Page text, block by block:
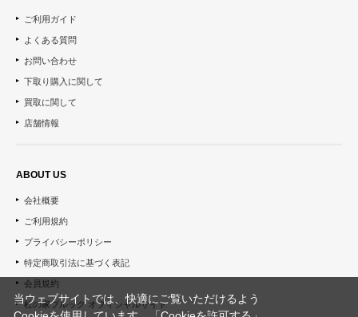
ご利用ガイド
よくある質問
お問い合わせ
下取り購入に関して
買取に関して
店舗情報
ABOUT US
会社概要
ご利用規約
プライバシーポリシー
特定商取引法に基づく表記
会員規約
杜の家ブルック オフィシャルサイト
当ウェブサイトでは、快適にご覧いただけるよう